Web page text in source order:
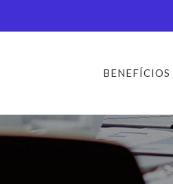
BENEFÍCIOS